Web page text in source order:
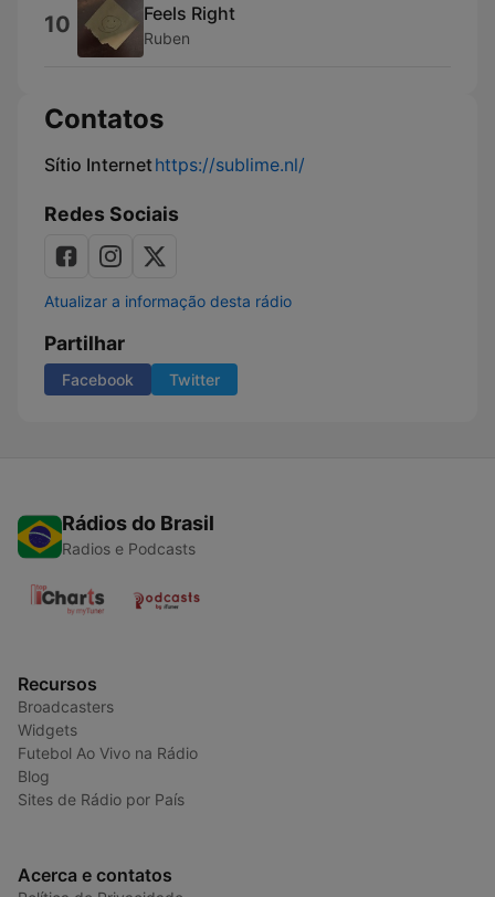
10 Feels Right
Ruben
Contatos
Sítio Internethttps://sublime.nl/
Redes Sociais
Atualizar a informação desta rádio
Partilhar
Facebook Twitter
Rádios do Brasil
Radios e Podcasts
Recursos
Broadcasters
Widgets
Futebol Ao Vivo na Rádio
Blog
Sites de Rádio por País
Acerca e contatos